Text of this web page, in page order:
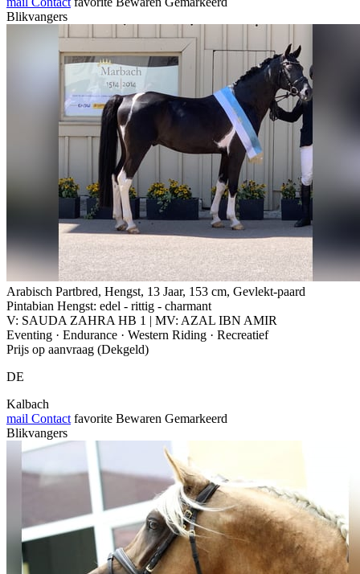
Blikvangers
Arabisch Partbred, Hengst, 13 Jaar, 153 cm, Gevlekt-paard
Pintabian Hengst: edel - rittig - charmant
V: SAUDA ZAHRA HB 1 | MV: AZAL IBN AMIR
Eventing · Endurance · Western Riding · Recreatief
Prijs op aanvraag (Dekgeld)
DE
Kalbach
mail Contact favorite Bewaren Gemarkeerd
Blikvangers